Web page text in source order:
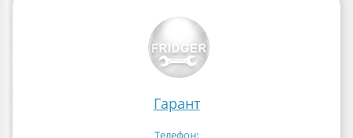
Гарант
Телефон: